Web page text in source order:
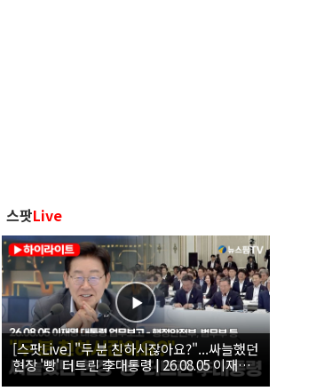
스팟Live
[스팟Live] "두 분 친하시잖아요?"...싸늘했던
현장 '빵' 터트린 李대통령 | 26.08.05 이재명
대통령 업무보고 - 행정안전부, 법무부 등